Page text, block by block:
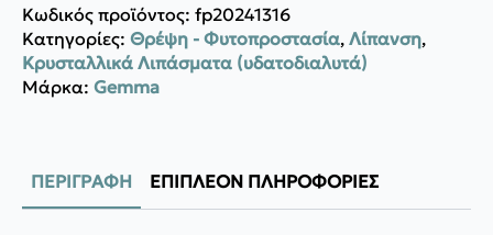
20-
20
ποσότητα
Κωδικός προϊόντος: fp20241316
Κατηγορίες: Θρέψη - Φυτοπροστασία, Λίπανση,
Κρυσταλλικά Λιπάσματα (υδατοδιαλυτά)
Μάρκα: Gemma
ΠΕΡΙΓΡΑΦΉ ΕΠΙΠΛΈΟΝ ΠΛΗΡΟΦΟΡΊΕΣ